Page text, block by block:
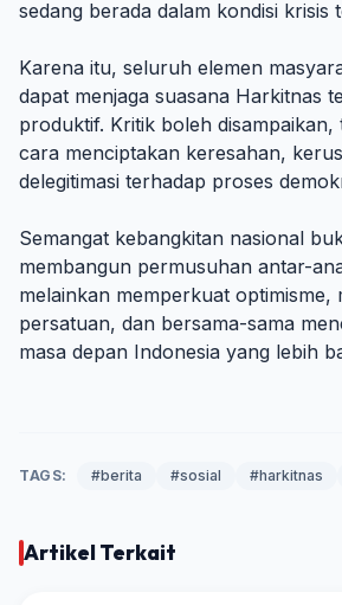
sedang berada dalam kondisi krisis
Karena itu, seluruh elemen
dapat menjaga suasana Harkitnas
produktif. Kritik boleh disampaikan,
cara menciptakan keresahan,
delegitimasi terhadap proses
Semangat kebangkitan nasional
membangun permusuhan antar-
melainkan memperkuat optimisme,
persatuan, dan bersama-sama
masa depan Indonesia yang lebih
TAGS: #berita #sosial #harkitnas
Artikel Terkait